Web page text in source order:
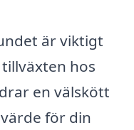
är viktigt
hos
en välskött
för din